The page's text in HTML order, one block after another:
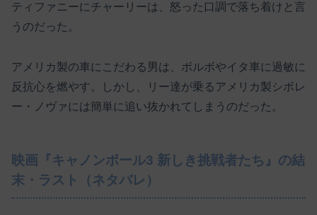
ティファニーにチャーリーは、怒った口調で落ち着けと言
うのだった。
アメリカ製の車にこだわる男は、ボルボやイタ車に過敏に
反抗心を燃やす。しかし、リー達が乗るアメリカ製シボレ
ー・ノヴァには簡単に追い抜かれてしまうのだった。
映画『キャノンボール3 新しき挑戦者たち』の結
末・ラスト（ネタバレ）